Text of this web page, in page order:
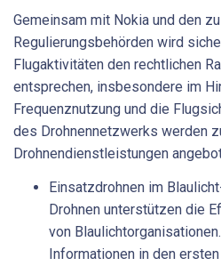
Gemeinsam mit Nokia und den
Regulierungsbehörden wird
Flugaktivitäten den rechtlichen
entsprechen, insbesondere im
Frequenznutzung und die
des Drohnennetzwerks werden
Drohnendienstleistungen
Einsatzdrohnen im
Drohnen unterstützen die
von
Informationen in den